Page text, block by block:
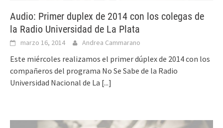
Audio: Primer duplex de 2014 con los colegas de
la Radio Universidad de La Plata
marzo 16, 2014 Andrea Cammarano
Este miércoles realizamos el primer dúplex de 2014 con los
compañeros del programa No Se Sabe de la Radio
Universidad Nacional de La [...]